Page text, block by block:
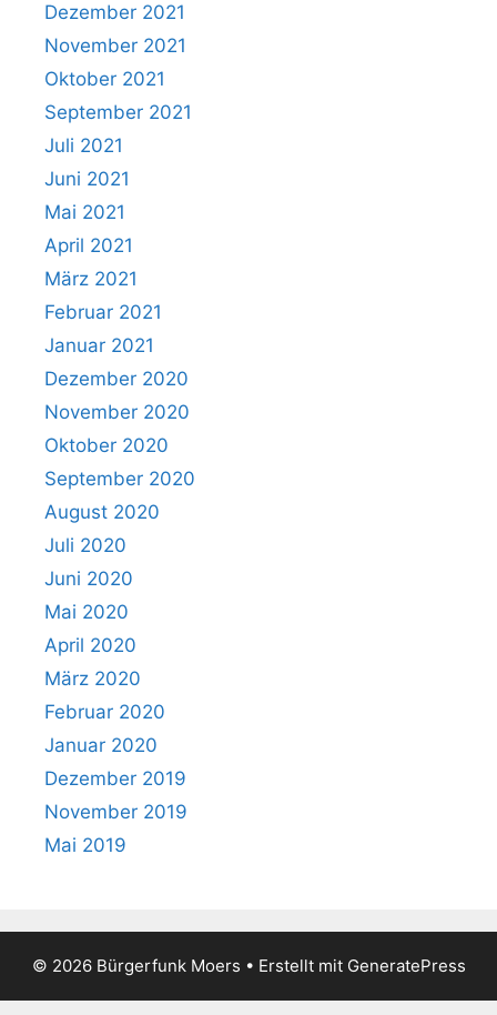
Dezember 2021
November 2021
Oktober 2021
September 2021
Juli 2021
Juni 2021
Mai 2021
April 2021
März 2021
Februar 2021
Januar 2021
Dezember 2020
November 2020
Oktober 2020
September 2020
August 2020
Juli 2020
Juni 2020
Mai 2020
April 2020
März 2020
Februar 2020
Januar 2020
Dezember 2019
November 2019
Mai 2019
© 2026 Bürgerfunk Moers • Erstellt mit GeneratePress